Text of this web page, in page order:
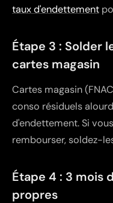
taux d'endettement
Étape 3 : Solder
cartes magasin
Cartes magasin
conso résiduels
d'endettement. Si
rembourser, soldez-
Étape 4 : 3 mois
propres